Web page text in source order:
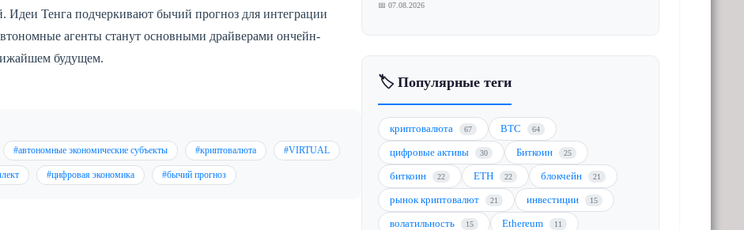
Идеи Тенга подчеркивают бычий прогноз для интеграции
агенты станут основными драйверами ончейн-
будущем.
#автономные экономические субъекты #криптовалюта #VIRTUAL
#цифровая экономика #бычий прогноз
📅 07.08.2026
🏷️ Популярные теги
криптовалюта 67 BTC 64
цифровые активы 30 Биткоин 25
биткоин 22 ETH 22 блокчейн 21
рынок криптовалют 21 инвестиции 15
волатильность 15 Ethereum 11